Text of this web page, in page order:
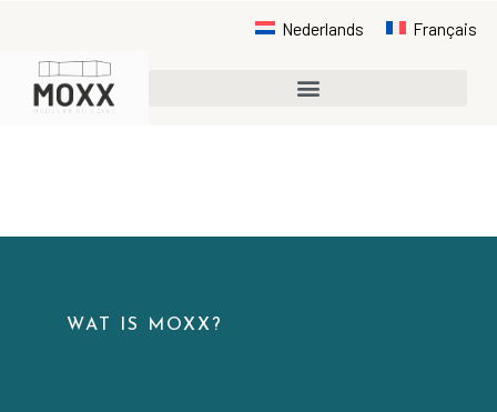
Nederlands Français
WAT IS MOXX?